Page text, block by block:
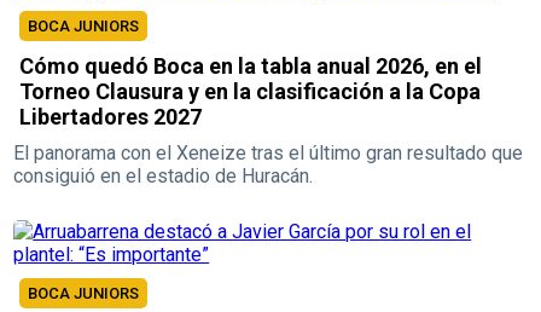
BOCA JUNIORS
Cómo quedó Boca en la tabla anual 2026, en el
Torneo Clausura y en la clasificación a la Copa
Libertadores 2027
El panorama con el Xeneize tras el último gran resultado que
consiguió en el estadio de Huracán.
BOCA JUNIORS